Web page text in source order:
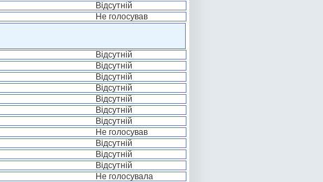
Відсутній
Не голосував
Відсутній
Відсутній
Відсутній
Відсутній
Відсутній
Відсутній
Відсутній
Не голосував
Відсутній
Відсутній
Відсутній
Не голосувала